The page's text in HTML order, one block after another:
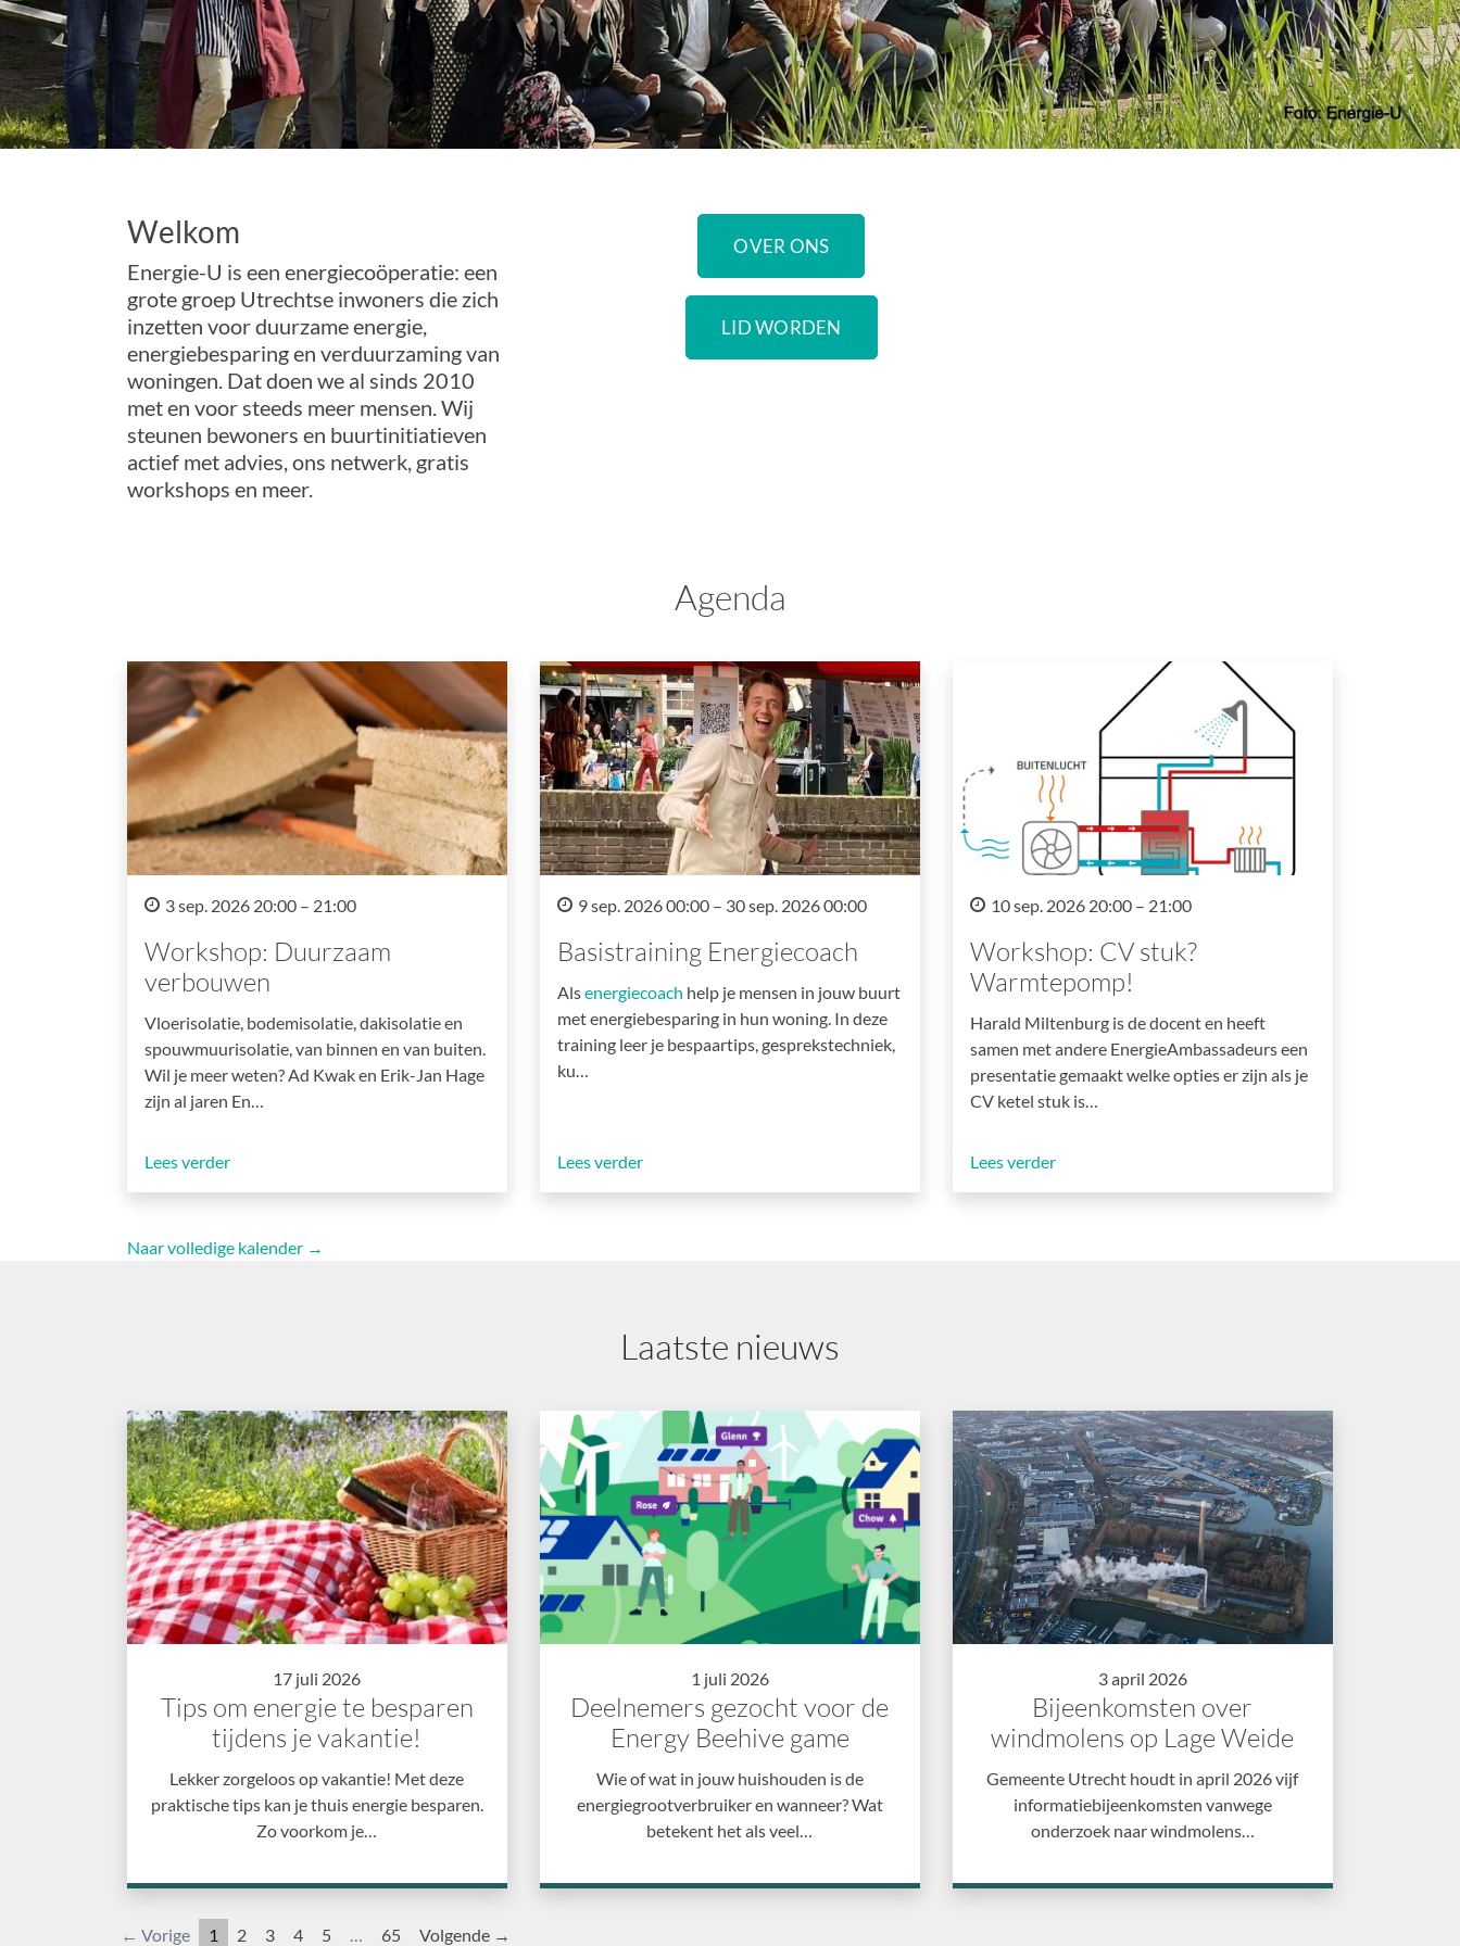
Welkom
Energie-U is een energiecoöperatie: een
grote groep Utrechtse inwoners die zich
inzetten voor duurzame energie,
energiebesparing en verduurzaming van
woningen. Dat doen we al sinds 2010
met en voor steeds meer mensen. Wij
steunen bewoners en buurtinitiatieven
actief met advies, ons netwerk, gratis
workshops en meer.
OVER ONS
LID WORDEN
Agenda
3 sep. 2026 20:00 – 21:00
Workshop: Duurzaam
verbouwen
Vloerisolatie, bodemisolatie, dakisolatie en
spouwmuurisolatie, van binnen en van buiten.
Wil je meer weten? Ad Kwak en Erik-Jan Hage
zijn al jaren En…
Lees verder
9 sep. 2026 00:00 – 30 sep. 2026 00:00
Basistraining Energiecoach
Alsenergiecoach help je mensen in jouw buurt
met energiebesparing in hun woning. In deze
training leer je bespaartips, gesprekstechniek,
ku…
Lees verder
10 sep. 2026 20:00 – 21:00
Workshop: CV stuk?
Warmtepomp!
Harald Miltenburg is de docent en heeft
samen met andere EnergieAmbassadeurs een
presentatie gemaakt welke opties er zijn als je
CV ketel stuk is…
Lees verder
Naar volledige kalender →
Laatste nieuws
17 juli 2026
Tips om energie te besparen
tijdens je vakantie!
Lekker zorgeloos op vakantie! Met deze
praktische tips kan je thuis energie besparen.
Zo voorkom je…
1 juli 2026
Deelnemers gezocht voor de
Energy Beehive game
Wie of wat in jouw huishouden is de
energiegrootverbruiker en wanneer? Wat
betekent het als veel…
3 april 2026
Bijeenkomsten over
windmolens op Lage Weide
Gemeente Utrecht houdt in april 2026 vijf
informatiebijeenkomsten vanwege
onderzoek naar windmolens…
← Vorige 1 2 3 4 5 … 65 Volgende →